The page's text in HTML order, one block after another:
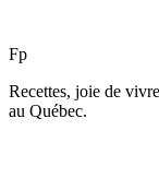
Fp
Recettes, joie de
au Québec.